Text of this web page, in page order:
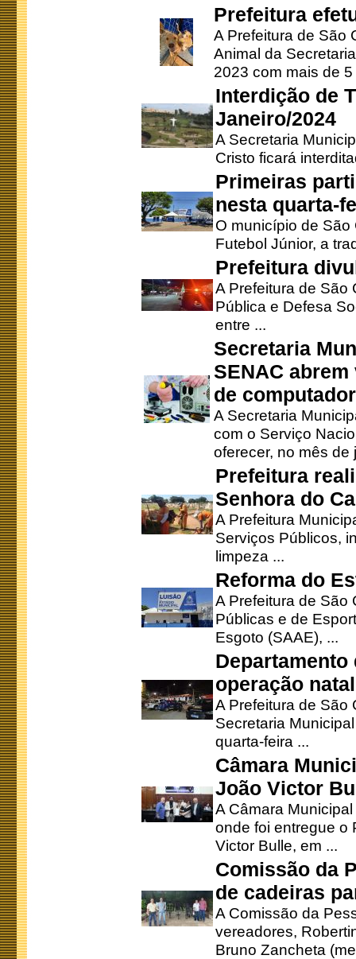
Prefeitura
A Prefeitura de São
Animal da
2023 com mais de 5
Interdição de
Janeiro/2024
A Secretaria
Cristo ficará
Primeiras
nesta quarta-
O município de
Futebol Júnior, a
Prefeitura
A Prefeitura de São
Pública e Defesa
entre ...
Secretaria
SENAC
de
A Secretaria
com o Serviço
oferecer, no mês de
Prefeitura
Senhora do
A Prefeitura
Serviços Públicos,
limpeza ...
Reforma do
A Prefeitura de São
Públicas e de
Esgoto (SAAE), ...
operação
A Prefeitura de São
Secretaria
quarta-feira ...
Câmara
João Victor
A Câmara
onde foi entregue o
Victor Bulle, em ...
Comissão da
de cadeiras
A Comissão da
vereadores,
Bruno Zancheta